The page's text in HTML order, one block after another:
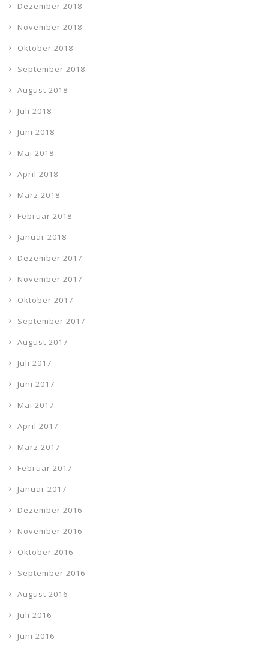
Dezember 2018
November 2018
Oktober 2018
September 2018
August 2018
Juli 2018
Juni 2018
Mai 2018
April 2018
März 2018
Februar 2018
Januar 2018
Dezember 2017
November 2017
Oktober 2017
September 2017
August 2017
Juli 2017
Juni 2017
Mai 2017
April 2017
März 2017
Februar 2017
Januar 2017
Dezember 2016
November 2016
Oktober 2016
September 2016
August 2016
Juli 2016
Juni 2016